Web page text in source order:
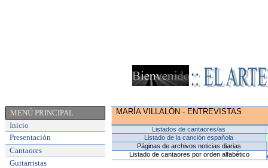
MENÚ PRINCIPAL
Inicio
Presentación
Cantaores
Guitarristas
MARÍA VILLALÓN- ENTREVISTAS
Listados de cantaores/as
Listado de la canción española
Páginas de archivos noticias diarias
Listado de cantaores por orden alfabético